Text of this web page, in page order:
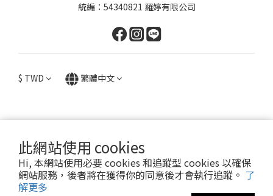
此網站使用 cookies
Hi, 本網站使用必要 cookies 和追蹤型 cookies 以確保
網站服務，後者將在獲得你的同意後才會執行追蹤。 了
解更多
統編：54340821 羅婷有限公司
$ TWD 繁體中文
提醒您，我們不會以電話或簡訊方式通知變更付款方式。
Copyright© 2024 Lotin Accessory